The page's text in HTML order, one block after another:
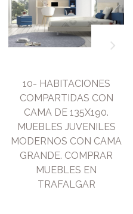
10- HABITACIONES
COMPARTIDAS CON
CAMA DE 135X190.
MUEBLES JUVENILES
MODERNOS CON CAMA
GRANDE. COMPRAR
MUEBLES EN
TRAFALGAR